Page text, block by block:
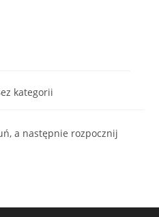
kategorii
a następnie rozpocznij